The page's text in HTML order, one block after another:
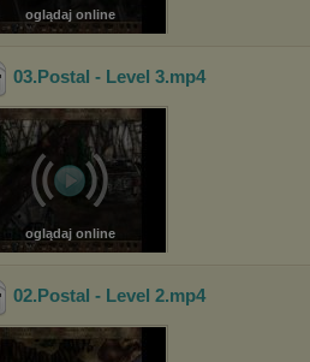
oglądaj online
03.Postal - Level 3.mp4
oglądaj online
02.Postal - Level 2.mp4